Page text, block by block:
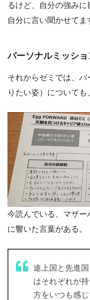
るけど、自分の強み
自分に言い聞かせてま
パーソナルミッシ
それからゼミでは、
りたい姿）についても
今読んでいる、マザ
に響いた言葉がある。
途上国と先進
はそれぞれが
方をいつも感じ